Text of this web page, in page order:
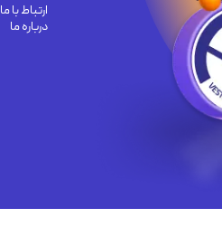
ارتباط با ما
درباره ما